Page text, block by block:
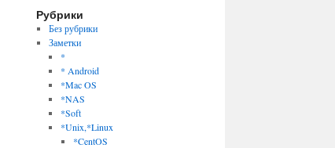
Рубрики
Без рубрики
Заметки
*
* Android
*Mac OS
*NAS
*Soft
*Unix,*Linux
*CentOS